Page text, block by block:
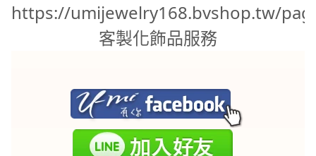
https://umijewelry168.bvshop.tw/
客製化飾品服務